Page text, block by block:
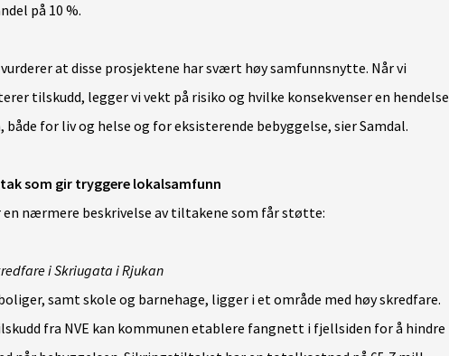
på 10 %.
vurderer at disse prosjektene har svært høy samfunnsnytte. Når vi
tilskudd, legger vi vekt på risiko og hvilke konsekvenser en hendelse
både for liv og helse og for eksisterende bebyggelse, sier Samdal.
som gir tryggere lokalsamfunn
en nærmere beskrivelse av tiltakene som får støtte:
i Skriugata i Rjukan
samt skole og barnehage, ligger i et område med høy skredfare.
fra NVE kan kommunen etablere fangnett i fjellsiden for å hindre